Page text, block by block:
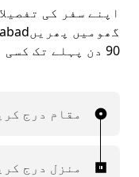
اپنے سفر کی
90 دن پہلے تک کسی بھی وقت شیڈول کریں۔
مقام درج
منزل درج